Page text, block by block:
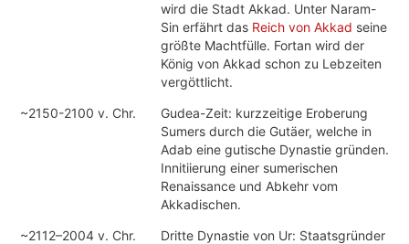
wird die Stadt Akkad. Unter Naram-
Sin erfährt das Reich von Akkad seine
größte Machtfülle. Fortan wird der
König von Akkad schon zu Lebzeiten
vergöttlicht.
~2150-2100 v. Chr.
Gudea-Zeit: kurzzeitige Eroberung
Sumers durch die Gutäer, welche in
Adab eine gutische Dynastie gründen.
Innitiierung einer sumerischen
Renaissance und Abkehr vom
Akkadischen.
~2112–2004 v. Chr.
Dritte Dynastie von Ur: Staatsgründer